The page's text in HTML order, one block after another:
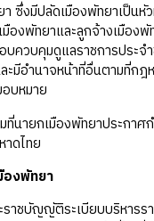
ซึ่งมีปลัดเมืองพัทยาเป็นหั
งพัทยาและลูกจ้างเมืองพั
ควบคุมดูแลราชการประจ
ะมีอำนาจหน้าที่อื่นตามที่ก
บหมาย
นายกเมืองพัทยาประกาศ
าดไทย
องพัทยา
าชบัญญัติระเบียบบริหารร